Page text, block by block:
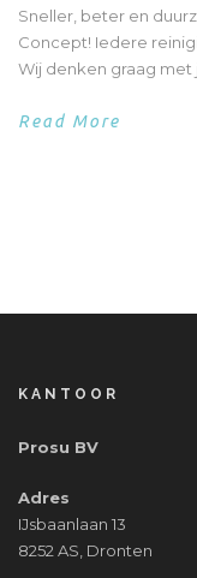
Sneller, beter en
Concept! Iedere
Wij denken graag met
Read More
KANTOOR
Prosu BV
Adres
IJsbaanlaan 13
8252 AS, Dronten